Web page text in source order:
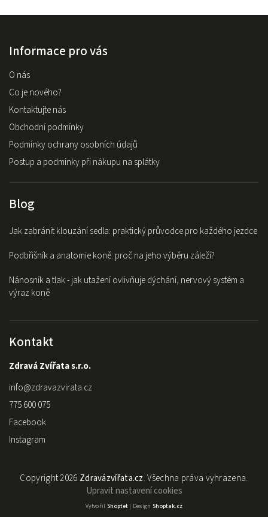
Informace pro vás
O nás
Co je nového?
Kontaktujte nás
Obchodní podmínky
Podmínky ochrany osobních údajů
Postup a podmínky při nákupu na splátky
Blog
Jak zabránit klouzání sedla: praktický průvodce pro každého jezdce
Podbřišník a anatomie koně: proč na jeho výběru záleží?
Nánosník a tlak - jak utažení ovlivňuje dýchání, nervový systém a
výraz koně
Kontakt
Zdravá Zvířata s.r.o.
info@zdravazvirata.cz
775 600 075
Facebook
Instagram
Copyright 2026 Zdravázvířata.cz. Všechna práva vyhrazena.
Upravit nastavení cookies
Vytvořil Shoptet| Design Shoptak.cz